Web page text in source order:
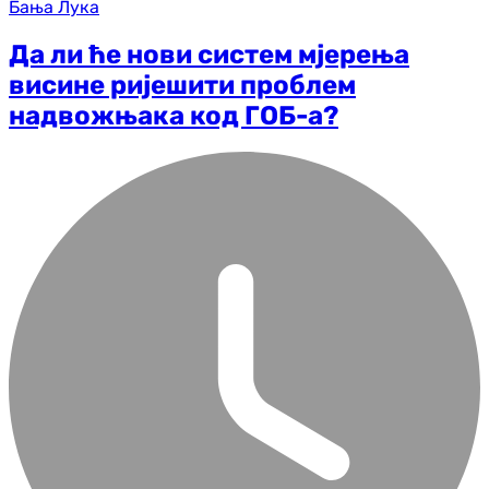
Бања Лука
Да ли ће нови систем мјерења
висине ријешити проблем
надвожњака код ГОБ-а?